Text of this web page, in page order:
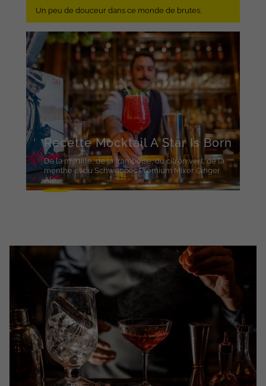
Un peu de douceur dans ce monde de brutes.
Recette Mocktail A Star Is Born
De la myrtille, de la framboise, du citron vert, de la
menthe et du Schweppes Premium Mixer Ginger
Ale...